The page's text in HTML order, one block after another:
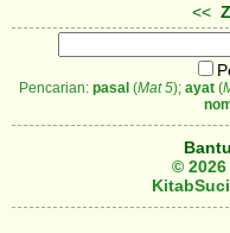
<<
Pencarian: pasal(Mat 5); ayat(
© 2026